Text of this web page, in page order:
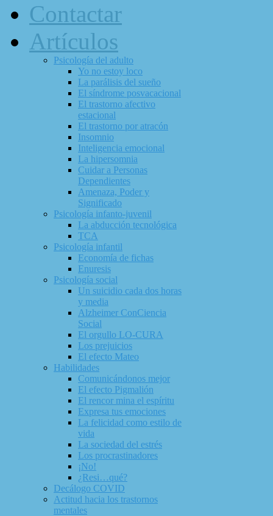
Contactar
Artículos
Psicología del adulto
Yo no estoy loco
La parálisis del sueño
El síndrome posvacacional
El trastorno afectivo
estacional
El trastorno por atracón
Insomnio
Inteligencia emocional
La hipersomnia
Cuidar a Personas
Dependientes
Amenaza, Poder y
Significado
Psicología infanto-juvenil
La abducción tecnológica
TCA
Psicología infantil
Economía de fichas
Enuresis
Psicología social
Un suicidio cada dos horas
y media
Alzheimer ConCiencia
Social
El orgullo LO-CURA
Los prejuicios
El efecto Mateo
Habilidades
Comunicándonos mejor
El efecto Pigmalión
El rencor mina el espíritu
Expresa tus emociones
La felicidad como estilo de
vida
La sociedad del estrés
Los procrastinadores
¡No!
¿Resi…qué?
Decálogo COVID
Actitud hacia los trastornos
mentales